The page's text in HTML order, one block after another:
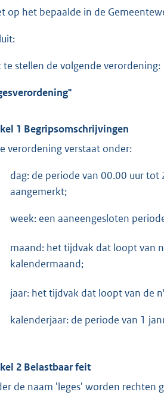
op het bepaalde in de
te stellen de volgende verordening:
1 Begripsomschrijvingen
verordening verstaat onder:
dag: de periode van 00.00 uur tot
aangemerkt;
week: een aaneengesloten
maand: het tijdvak dat loopt van n
kalendermaand;
jaar: het tijdvak dat loopt van de n
kalenderjaar: de periode van 1
2 Belastbaar feit
de naam 'leges' worden rechten